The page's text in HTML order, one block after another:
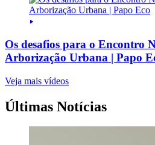
Os desafios para o Encontro
Arborização Urbana | Papo
Veja mais vídeos
Últimas Notícias